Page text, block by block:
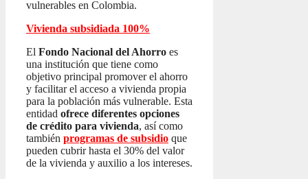
vulnerables en Colombia.
Vivienda subsidiada 100%
El Fondo Nacional del Ahorro es
una institución que tiene como
objetivo principal promover el ahorro
y facilitar el acceso a vivienda propia
para la población más vulnerable. Esta
entidad ofrece diferentes opciones
de crédito para vivienda, así como
también programas de subsidio que
pueden cubrir hasta el 30% del valor
de la vivienda y auxilio a los intereses.